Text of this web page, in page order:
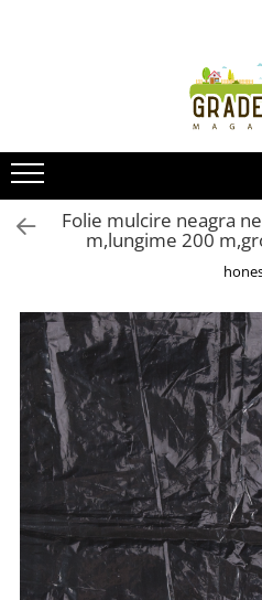
Tractorașe de cosit iarba
Masini de tuns iarba
Atomizoare
Trimmere
Drujbe
Freze de zapada
Foarfeci
Fierastrau gard viu
Fierastraie telescopice
Dispozitiv de ascutit lant
Masini electrice de tuns oi
Motoburghiu
Fierăstrău de mână
Folie mulcire neagra
m,lungime 200